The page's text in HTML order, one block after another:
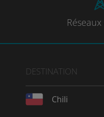
Réseaux
DESTINATION
Chili